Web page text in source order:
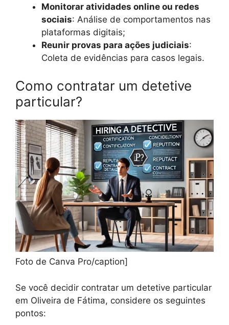
Monitorar atividades online ou redes
sociais: Análise de comportamentos nas
plataformas digitais;
Reunir provas para ações judiciais:
Coleta de evidências para casos legais.
Como contratar um detetive
particular?
Foto de Canva Pro/caption]
Se você decidir contratar um detetive particular
em Oliveira de Fátima, considere os seguintes
pontos: